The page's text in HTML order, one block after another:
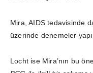
Mira, AIDS tedavisinde
üzerinde denemeler
Locht ise Mira’nın bu